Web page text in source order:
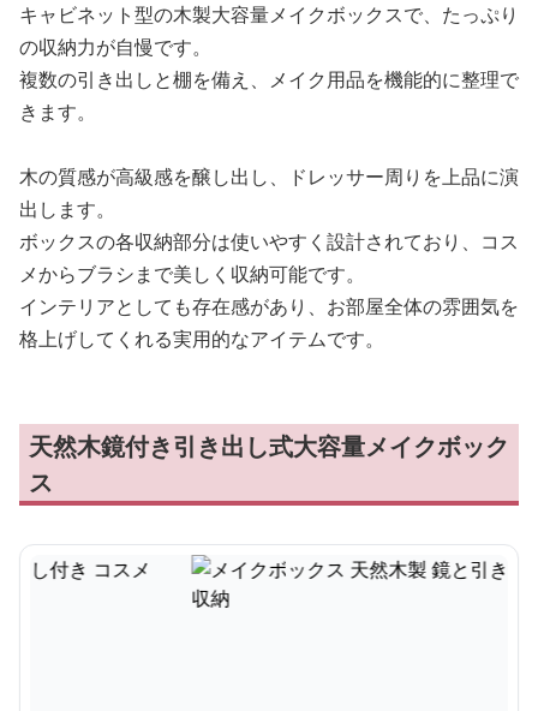
キャビネット型の木製大容量メイクボックスで、たっぷり
の収納力が自慢です。
複数の引き出しと棚を備え、メイク用品を機能的に整理で
きます。
木の質感が高級感を醸し出し、ドレッサー周りを上品に演
出します。
ボックスの各収納部分は使いやすく設計されており、コス
メからブラシまで美しく収納可能です。
インテリアとしても存在感があり、お部屋全体の雰囲気を
格上げしてくれる実用的なアイテムです。
天然木鏡付き引き出し式大容量メイクボック
ス